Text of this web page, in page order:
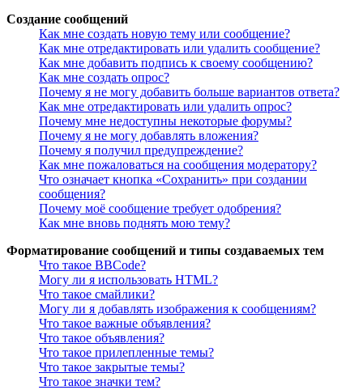
Создание сообщений
Как мне создать новую тему или сообщение?
Как мне отредактировать или удалить сообщение?
Как мне добавить подпись к своему сообщению?
Как мне создать опрос?
Почему я не могу добавить больше вариантов ответа?
Как мне отредактировать или удалить опрос?
Почему мне недоступны некоторые форумы?
Почему я не могу добавлять вложения?
Почему я получил предупреждение?
Как мне пожаловаться на сообщения модератору?
Что означает кнопка «Сохранить» при создании
сообщения?
Почему моё сообщение требует одобрения?
Как мне вновь поднять мою тему?
Форматирование сообщений и типы создаваемых тем
Что такое BBCode?
Могу ли я использовать HTML?
Что такое смайлики?
Могу ли я добавлять изображения к сообщениям?
Что такое важные объявления?
Что такое объявления?
Что такое прилепленные темы?
Что такое закрытые темы?
Что такое значки тем?